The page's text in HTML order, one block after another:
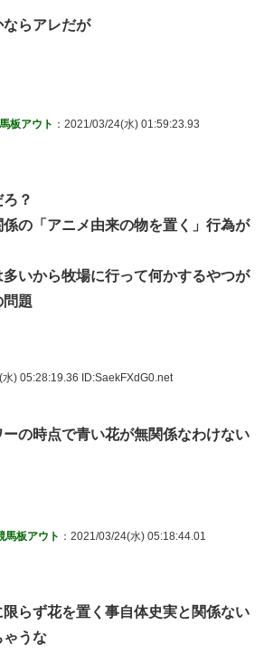
らアレだが
板アウト ：2021/03/24(水) 01:59:23.93
？
の「アニメ由来の物を置く」行為が
いから牧場に行って何かするやつが
問題
水) 05:28:19.36 ID:SaekFXdG0.net
の時点で青い花が無関係なわけない
馬板アウト ：2021/03/24(水) 05:18:44.01
らず花を置く事自体史実と関係ない
ゃうな